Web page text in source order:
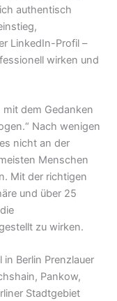
authentisch
LinkedIn-Profil –
wirken und
dem Gedanken
Nach wenigen
nicht an der
Menschen
Mit der richtigen
und über 25
zu wirken.
Berlin Prenzlauer
Pankow,
Stadtgebiet